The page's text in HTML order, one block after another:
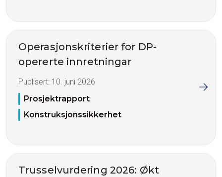
Operasjonskriterier for DP-
opererte innretningar
Publisert: 10. juni 2026
Prosjektrapport
Konstruksjonssikkerhet
Trusselvurdering 2026: Økt